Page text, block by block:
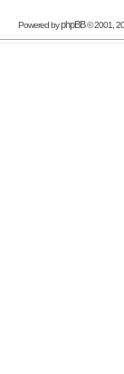
Powered byphpBB© 2001,